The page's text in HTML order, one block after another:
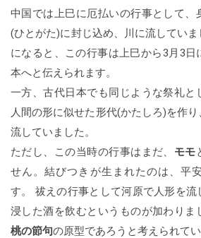
中国では上巳に厄払いの行事として、
(ひとがた)に封じ込め、川に流してい
になると、この行事は上巳から3月3日
本へと伝えられます。
一方、古代日本でも同じような祭礼と
人間の形に似せた形代(かたしろ)を作
流していました。
ただし、この当時の行事はまだ、 モモ
せん。結びつきが生まれたのは、平
す。 祓えの行事として河原で人形を流
浸した酒を飲むというものが加わりま
桃の節句の原型であろうと考えられてい